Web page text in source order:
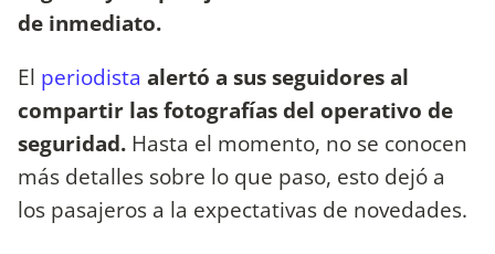
de inmediato.
El periodista alertó a sus seguidores al
compartir las fotografías del operativo de
seguridad. Hasta el momento, no se conocen
más detalles sobre lo que paso, esto dejó a
los pasajeros a la expectativas de novedades.